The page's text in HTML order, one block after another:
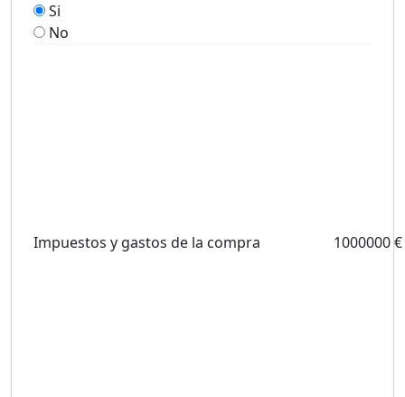
Si
No
Impuestos y gastos de la compra 1000000 €